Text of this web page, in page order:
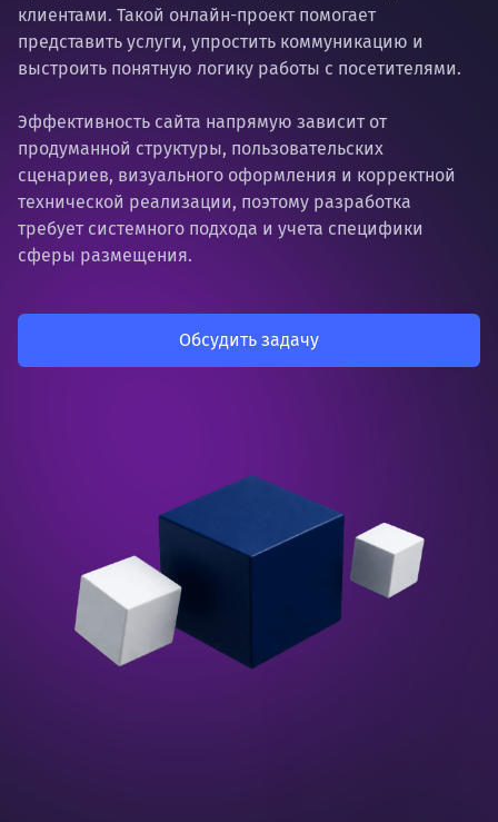
клиентами. Такой онлайн-проект помогает
представить услуги, упростить коммуникацию и
выстроить понятную логику работы с посетителями.
Эффективность сайта напрямую зависит от
продуманной структуры, пользовательских
сценариев, визуального оформления и корректной
технической реализации, поэтому разработка
требует системного подхода и учета специфики
сферы размещения.
Обсудить задачу